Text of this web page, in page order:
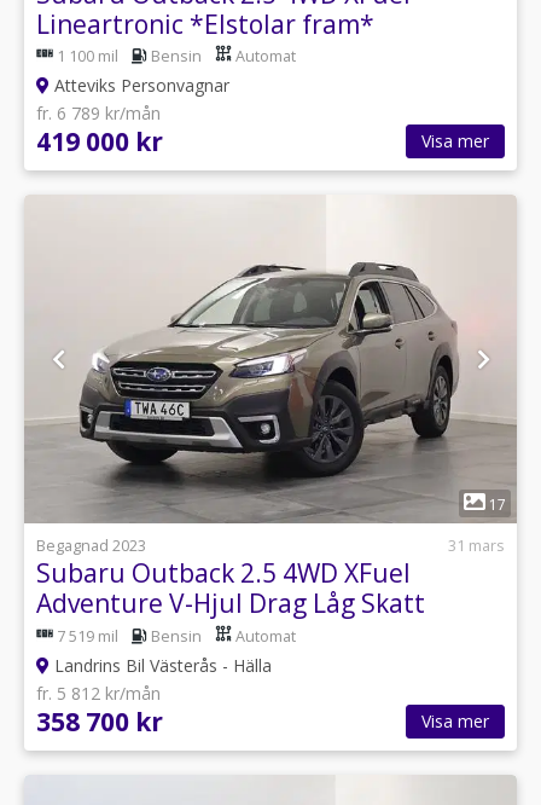
Lineartronic *Elstolar fram*
1 100 mil Bensin Automat
Atteviks Personvagnar
fr. 6 789 kr/mån
419 000 kr Visa mer
1
17
Begagnad 2023
31 mars
Subaru Outback 2.5 4WD XFuel
Adventure V-Hjul Drag Låg Skatt
NyServad
7 519 mil Bensin Automat
Landrins Bil Västerås - Hälla
fr. 5 812 kr/mån
358 700 kr Visa mer